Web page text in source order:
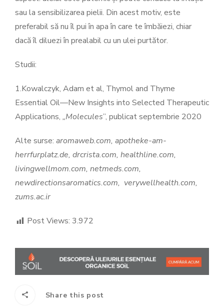
sau la sensibilizarea pielii. Din acest motiv, este
preferabil să nu îl pui în apa în care te îmbăiezi, chiar
dacă îl diluezi în prealabil cu un ulei purtător.
Studii:
1.Kowalczyk, Adam et al, Thymol and Thyme
Essential Oil—New Insights into Selected Therapeutic
Applications, „Molecules”, publicat septembrie 2020
Alte surse: aromaweb.com, apotheke-am-
herrfurplatz.de, drcrista.com, healthline.com,
livingwellmom.com, netmeds.com,
newdirectionsaromatics.com, verywellhealth.com,
zums.ac.ir
Post Views: 3.972
Share this post